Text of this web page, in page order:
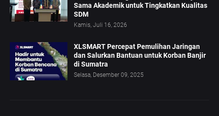
Sama Akademik untuk Tingkatkan Kualitas
SDM
Kamis, Juli 16, 2026
XLSMART Percepat Pemulihan Jaringan
dan Salurkan Bantuan untuk Korban Banjir
di Sumatra
Selasa, Desember 09, 2025